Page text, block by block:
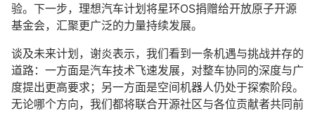
验。下一步，理想汽车计划将星环OS捐赠给开放原子开源
基金会，汇聚更广泛的力量持续发展。
谈及未来计划，谢炎表示，我们看到一条机遇与挑战并存的
道路：一方面是汽车技术飞速发展，对整车协同的深度与广
度提出更高要求；另一方面是空间机器人仍处于探索阶段。
无论哪个方向，我们都将联合开源社区与各位贡献者共同前